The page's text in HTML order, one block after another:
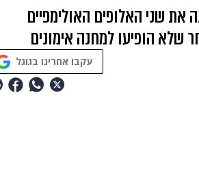
שני האלופים האולימפיים
עקבו אחרינו בגוגל